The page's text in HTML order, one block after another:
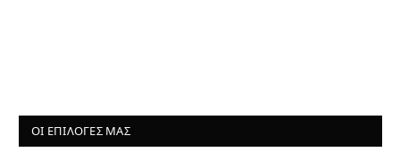
ΟΙ ΕΠΙΛΟΓΈΣ ΜΑΣ